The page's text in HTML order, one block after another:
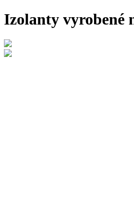
Izolanty vyrobené